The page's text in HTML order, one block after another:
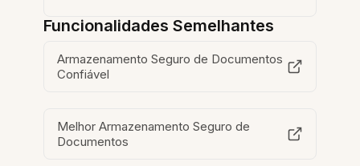
Funcionalidades Semelhantes
Armazenamento Seguro de Documentos
Confiável
Melhor Armazenamento Seguro de
Documentos